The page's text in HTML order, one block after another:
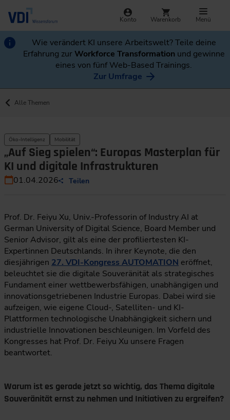
Konto Warenkorb Menü
Wie verändert KI unsere Arbeitswelt? Teile deine
Erfahrung zurWorkforce Transformation und gewinne
eines von fünf Web-Based Trainings.
Zur Umfrage
Alle Themen
Öko-Intelligenz Mobilität
„Auf Sieg spielen“: Europas Masterplan für
KI und digitale Infrastrukturen
01.04.2026 Teilen
Prof. Dr. Feiyu Xu, Univ.-Professorin of Industry AI at
German University of Digital Science, Board Member und
Senior Advisor, gilt als eine der profiliertesten KI-
Expertinnen Deutschlands. In ihrer Keynote, die den
diesjährigen 27. VDI-Kongress AUTOMATION eröffnet,
beleuchtet sie die digitale Souveränität als strategisches
Fundament einer wettbewerbsfähigen, unabhängigen und
innovationsgetriebenen Industrie Europas. Dabei wird sie
aufzeigen, wie eigene Cloud-, Satelliten- und KI-
Plattformen technologische Unabhängigkeit sichern und
industrielle Innovationen beschleunigen. Im Vorfeld des
Kongresses hat Prof. Dr. Feiyu Xu unsere Fragen
beantwortet.
Warum ist es gerade jetzt so wichtig, das Thema digitale
Souveränität ernst zu nehmen und Initiativen zu ergreifen?